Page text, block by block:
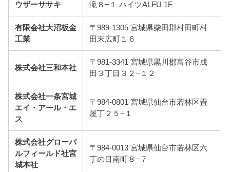
ウザーササキ
滝８−１ ハイツALFU 1F
有限会社大沼板金
工業
〒989-1305 宮城県柴田郡村田町村
田末広町１６
株式会社三和本社
〒981-3341 宮城県黒川郡富谷市成
田３丁目３２−１２
株式会社一条宮城
エイ・アール・エ
ス
〒984-0801 宮城県仙台市若林区畳
屋丁２５−１
株式会社グローバ
ルフィールド社宮
城本社
〒984-0013 宮城県仙台市若林区六
丁の目南町８−７